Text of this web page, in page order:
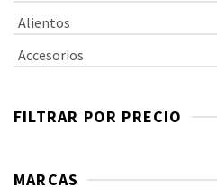
Alientos
Accesorios
FILTRAR POR PRECIO
MARCAS